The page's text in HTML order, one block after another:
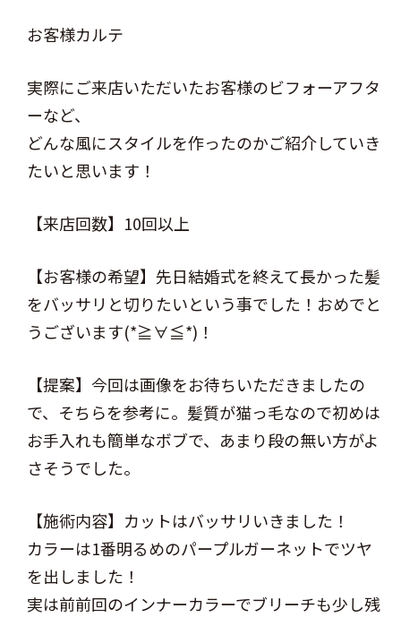
お客様カルテ
実際にご来店いただいたお客様のビフォーアフタ
ーなど、
どんな風にスタイルを作ったのかご紹介していき
たいと思います！
【来店回数】10回以上
【お客様の希望】先日結婚式を終えて長かった髪
をバッサリと切りたいという事でした！おめでと
うございます(*≧∀≦*)！
【提案】今回は画像をお待ちいただきましたの
で、そちらを参考に。髪質が猫っ毛なので初めは
お手入れも簡単なボブで、あまり段の無い方がよ
さそうでした。
【施術内容】カットはバッサリいきました！
カラーは1番明るめのパープルガーネットでツヤ
を出しました！
実は前前回のインナーカラーでブリーチも少し残